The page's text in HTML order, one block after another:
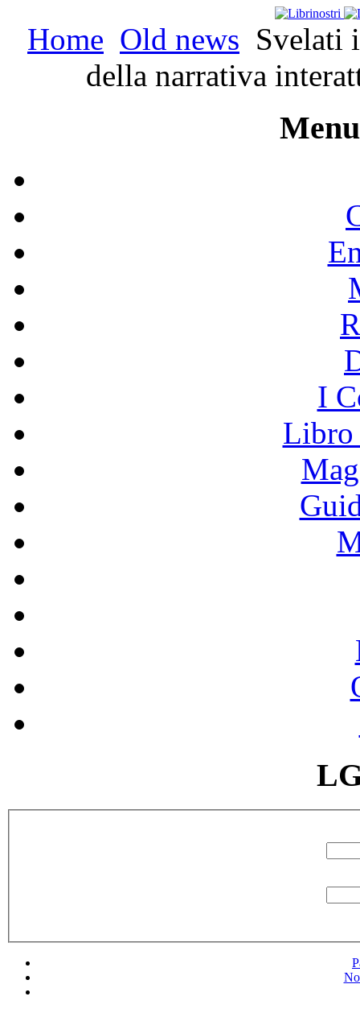
Home Old news Svelati
della narrativa
I
Libro